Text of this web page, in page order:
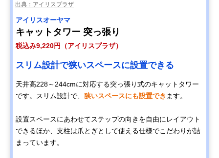
出典：アイリスプラザ
アイリスオーヤマ
キャットタワー 突っ張り
税込み9,220円（アイリスプラザ）
スリム設計で狭いスペースに設置できる
天井高228～244cmに対応する突っ張り式のキャットタワー
です。スリム設計で、 狭いスペースにも設置でき ます。
設置スペースにあわせてステップの向きを自由にレイアウト
できるほか、支柱は爪とぎとして使える仕様でこだわりが詰
まっています。